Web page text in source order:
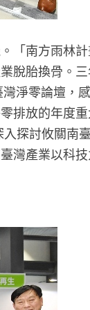
「南方雨林
脫胎換骨。
淨零論壇，
排放的年度
探討攸關南
灣產業以科